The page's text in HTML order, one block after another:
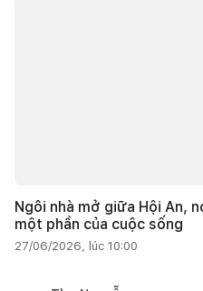
Ngôi nhà mở giữa Hội An,
một phần của cuộc sống
27/06/2026, lúc 10:00